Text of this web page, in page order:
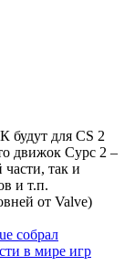
будут для CS 2
движок Сурс 2 –
так и
и т.п.
от Valve)
собрал
в мире игр